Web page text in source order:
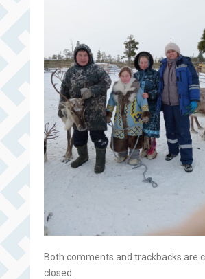
Both comments and trackbacks are
closed.